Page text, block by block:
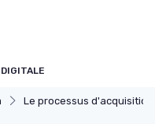
Le processus d'acquisition